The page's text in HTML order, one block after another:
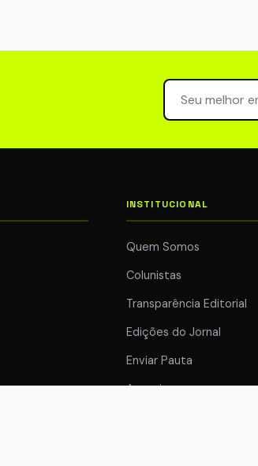
Seu email para
INSTITUCIONAL
Quem Somos
Colunistas
Transparência Editorial
Edições do Jornal
Enviar Pauta
Anuncie